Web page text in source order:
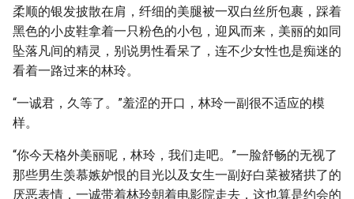
柔顺的银发披散在肩，纤细的美腿被一双白丝所包裹，踩着
黑色的小皮鞋拿着一只粉色的小包，迎风而来，美丽的如同
坠落凡间的精灵，别说男性看呆了，连不少女性也是痴迷的
看着一路过来的林玲。
“一诚君，久等了。”羞涩的开口，林玲一副很不适应的模
样。
“你今天格外美丽呢，林玲，我们走吧。”一脸舒畅的无视了
那些男生羡慕嫉妒恨的目光以及女生一副好白菜被猪拱了的
厌恶表情，一诚带着林玲朝着电影院走去，这也算是约会的